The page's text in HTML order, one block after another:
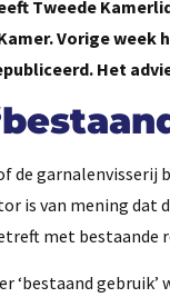
Tweede
Vorige week
Het
de
is van mening
met bestaande
‘bestaand